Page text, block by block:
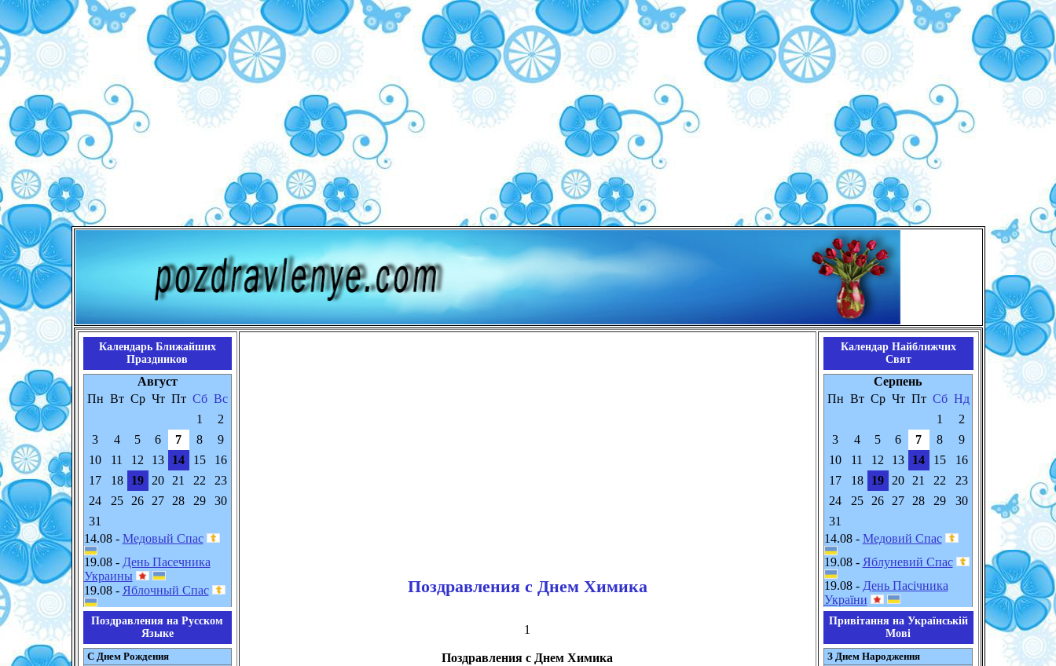
Календарь Ближайших
Праздников
Август
Пн Вт Ср Чт Пт Сб Вс
1
2
3
4 5 6 7 8
9
10
11 12 13 14 15
16
17
18 19 20 21 22
23
24
25 26 27 28 29
30
31
14.08 - Медовый Спас
19.08 - День Пасечника
Украины
19.08 - Яблочный Спас
Поздравления на Русском
Языке
С Днем Рождения
Поздравления с Днем Химика
1
Поздравления с Днем Химика
Календар Найближчих
Свят
Серпень
Пн Вт Ср Чт Пт Сб Нд
1
2
3
4 5 6 7 8
9
10
11 12 13 14 15
16
17
18 19 20 21 22
23
24
25 26 27 28 29
30
31
14.08 - Медовий Спас
19.08 - Яблуневий Спас
19.08 - День Пасічника
України
Привітання на Українській
Мові
З Днем Народження